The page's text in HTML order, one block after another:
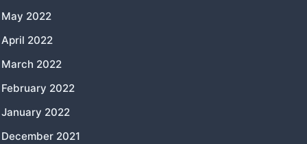
May 2022
April 2022
March 2022
February 2022
January 2022
December 2021